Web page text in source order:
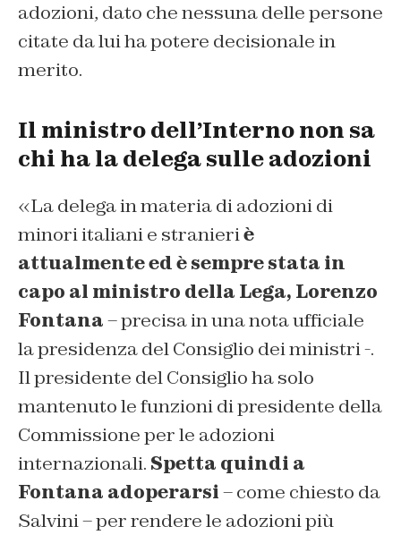
adozioni, dato che nessuna delle persone
citate da lui ha potere decisionale in
merito.
Il ministro dell’Interno non sa
chi ha la delega sulle adozioni
«La delega in materia di adozioni di
minori italiani e stranieriè
attualmente ed è sempre stata in
capo al ministro della Lega, Lorenzo
Fontana– precisa in una nota ufficiale
la presidenza del Consiglio dei ministri -.
Il presidente del Consiglio ha solo
mantenuto le funzioni di presidente della
Commissione per le adozioni
internazionali. Spetta quindi a
Fontana adoperarsi– come chiesto da
Salvini – per rendere le adozioni più